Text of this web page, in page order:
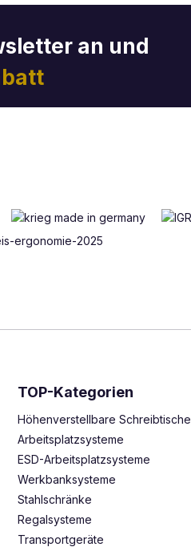
an und
TOP-Kategorien
Höhenverstellbare Schreibtische
Arbeitsplatzsysteme
ESD-Arbeitsplatzsysteme
Werkbanksysteme
Stahlschränke
Regalsysteme
Transportgeräte